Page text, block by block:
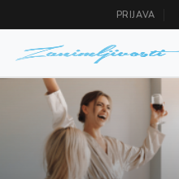
PRIJAVA